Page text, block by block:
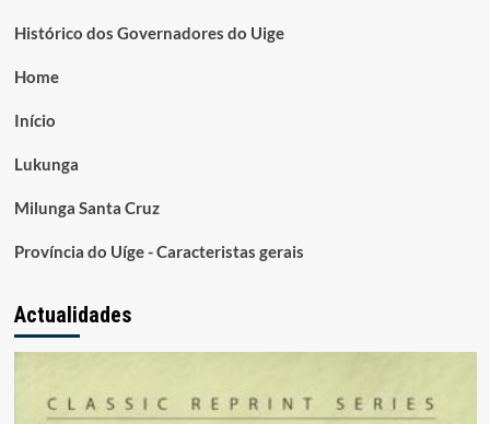
Histórico dos Governadores do Uige
Home
Início
Lukunga
Milunga Santa Cruz
Província do Uíge - Caracteristas gerais
Actualidades